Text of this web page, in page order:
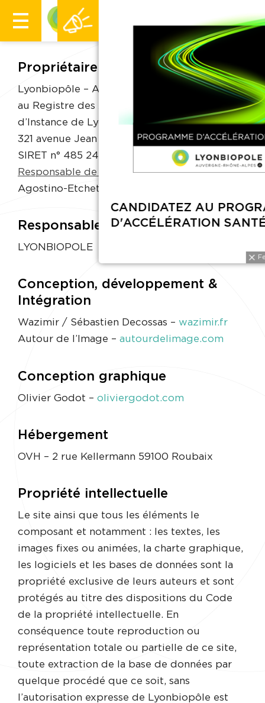
Propriétaire du site
Lyonbiopôle – Association Loi de 1901 inscrite
au Registre des Associations du Tribunal
d’Instance de Lyon, dont le siège social est
321 avenue Jean Jaurès, 69007 Lyon, France.
SIRET n° 485 243 174 00029.
Responsable de la publication :Florence
Agostino-Etchetto, Directeur Général
Responsable de la publication
LYONBIOPOLE
Conception, développement &
Intégration
Wazimir / Sébastien Decossas – wazimir.fr
Autour de l’Image – autourdelimage.com
Conception graphique
Olivier Godot – oliviergodot.com
Hébergement
OVH – 2 rue Kellermann 59100 Roubaix
Propriété intellectuelle
Le site ainsi que tous les éléments le
composant et notamment : les textes, les
images fixes ou animées, la charte graphique,
les logiciels et les bases de données sont la
propriété exclusive de leurs auteurs et sont
protégés au titre des dispositions du Code
de la propriété intellectuelle. En
conséquence toute reproduction ou
représentation totale ou partielle de ce site,
toute extraction de la base de données par
quelque procédé que ce soit, sans
l’autorisation expresse de Lyonbiopôle est